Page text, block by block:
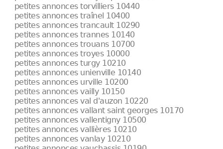
petites annonces torvilliers 10440
petites annonces traînel 10400
petites annonces trancault 10290
petites annonces trannes 10140
petites annonces trouans 10700
petites annonces troyes 10000
petites annonces turgy 10210
petites annonces unienville 10140
petites annonces urville 10200
petites annonces vailly 10150
petites annonces val d'auzon 10220
petites annonces vallant saint georges 10170
petites annonces vallentigny 10500
petites annonces vallières 10210
petites annonces vanlay 10210